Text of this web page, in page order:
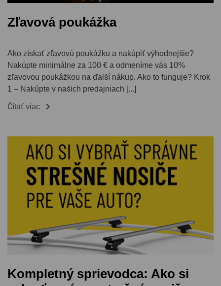
Zľavová poukážka
Ako získať zľavovú poukážku a nakúpiť výhodnejšie?
Nakúpte minimálne za 100 € a odmeníme vás 10%
zľavovou poukážkou na ďalší nákup. Ako to funguje? Krok
1 – Nakúpte v našich predajniach [...]
Čítať viac 
Kompletný sprievodca: Ako si